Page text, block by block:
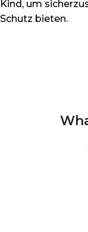
Kind, um
Schutz bieten.